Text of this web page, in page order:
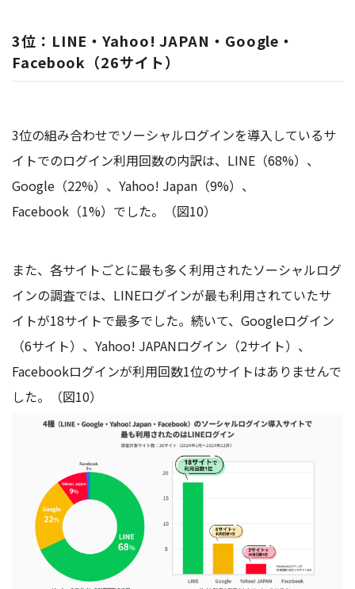
3位：LINE・Yahoo! JAPAN・Google・
Facebook（26サイト）
3位の組み合わせでソーシャルログインを導入しているサ
イトでのログイン利用回数の内訳は、LINE（68%）、
Google（22%）、Yahoo! Japan（9%）、
Facebook（1%）でした。（図10）
また、各サイトごとに最も多く利用されたソーシャルログ
インの調査では、LINEログインが最も利用されていたサ
イトが18サイトで最多でした。続いて、Googleログイン
（6サイト）、Yahoo! JAPANログイン（2サイト）、
Facebookログインが利用回数1位のサイトはありませんで
した。（図10）